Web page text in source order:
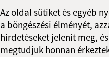
Az oldal sütiket és egyéb
a böngészési élményét,
hirdetéseket jelenít meg,
megtudjuk honnan